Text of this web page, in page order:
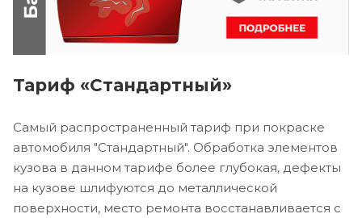
Тариф «Стандартный»
Самый распространенный тариф при покраске
автомобиля "Стандартный". Обработка элементов
кузова в данном тарифе более глубокая, дефекты
на кузове шлифуются до металлической
поверхности, место ремонта восстанавливается с